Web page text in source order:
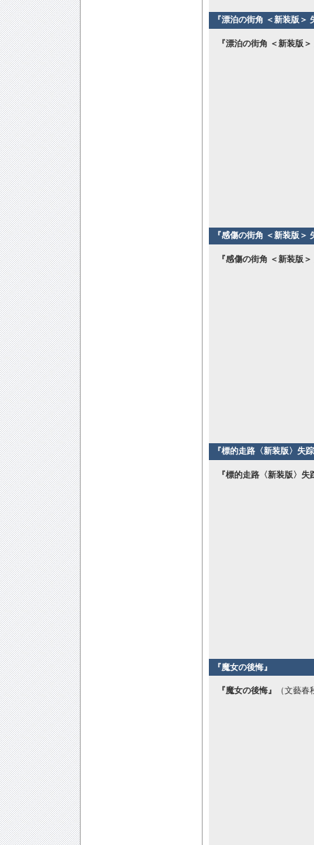
『漂泊の街角 ＜新装版＞
『漂泊の街角 ＜新装版
『感傷の街角 ＜新装版＞
『感傷の街角 ＜新装版
『標的走路〈新装版〉失
『標的走路〈新装版〉
『魔女の後悔』
『魔女の後悔』 （文藝